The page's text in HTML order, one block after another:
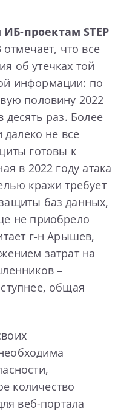
проектам STEP
отмечает, что все
об утечках той
информации: по
половину 2022
десять раз. Более
далеко не все
готовы к
в 2022 году атака
кражи требует
баз данных,
не приобрело
г-н Арышев,
затрат на
–
общая
количество
веб-портала